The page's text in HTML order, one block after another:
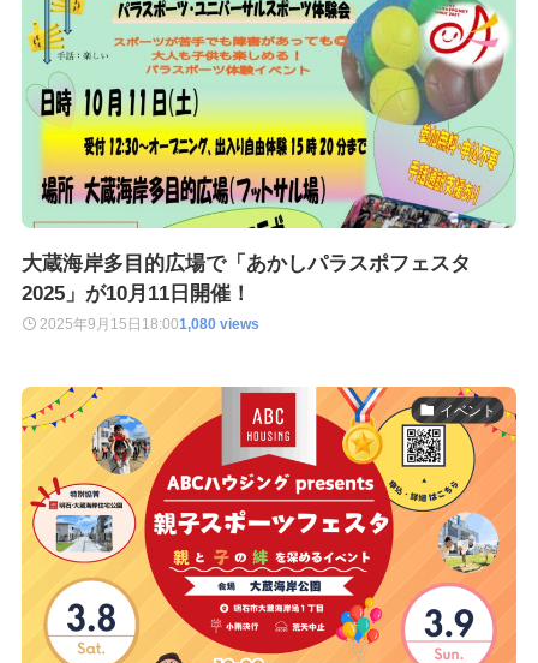
大蔵海岸多目的広場で「あかしパラスポフェスタ
2025」が10月11日開催！
2025年9月15日 18:001,080 views
イベント